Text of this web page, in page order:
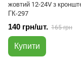
жовтий 12-24V з
ГК-297
140 грн/шт. 165 грн
Купити